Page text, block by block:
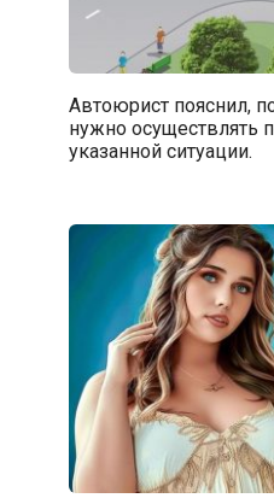
Автоюрист пояснил,
нужно осуществлять
указанной ситуации.